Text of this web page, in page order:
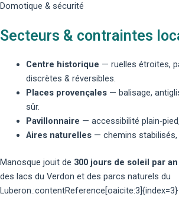
Domotique & sécurité
Secteurs & contraintes
Centre historique — ruelles étroites,
discrètes & réversibles.
Places provençales— balisage,
sûr.
Pavillonnaire — accessibilité
Aires naturelles— chemins stabilisés,
Manosque jouit de 300 jours de soleil par an
des lacs du Verdon et des parcs naturels du
Luberon.:contentReference[oaicite:3]{index=3}